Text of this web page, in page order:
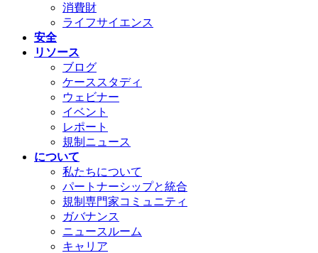
消費財
ライフサイエンス
安全
リソース
ブログ
ケーススタディ
ウェビナー
イベント
レポート
規制ニュース
について
私たちについて
パートナーシップと統合
規制専門家コミュニティ
ガバナンス
ニュースルーム
キャリア